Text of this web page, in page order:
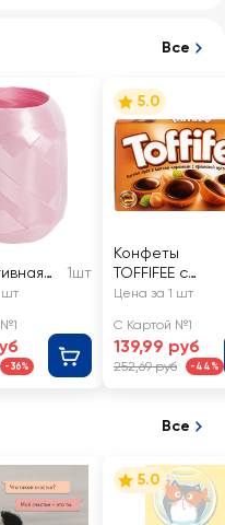
Все
1шт
шт
-36%
5.0
Конфеты
TOFFIFEE с
лесным
Цена за 1 шт
С Картой №1
139,99 руб
252,69 руб -44%
Все
5.0